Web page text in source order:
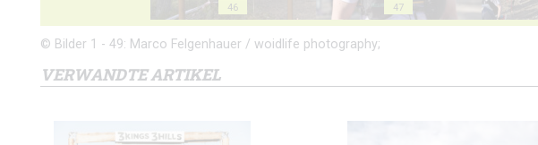
46 47
© Bilder 1 - 49: Marco Felgenhauer / woidlife photography;
VERWANDTE ARTIKEL